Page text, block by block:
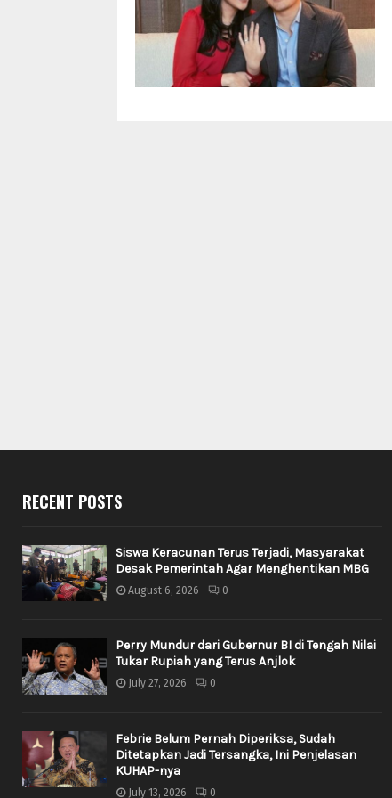
RECENT POSTS
Siswa Keracunan Terus Terjadi, Masyarakat
Desak Pemerintah Agar Menghentikan MBG
August 6, 2026 0
Perry Mundur dari Gubernur BI di Tengah Nilai
Tukar Rupiah yang Terus Anjlok
July 27, 2026 0
Febrie Belum Pernah Diperiksa, Sudah
Ditetapkan Jadi Tersangka, Ini Penjelasan
KUHAP-nya
July 13, 2026 0